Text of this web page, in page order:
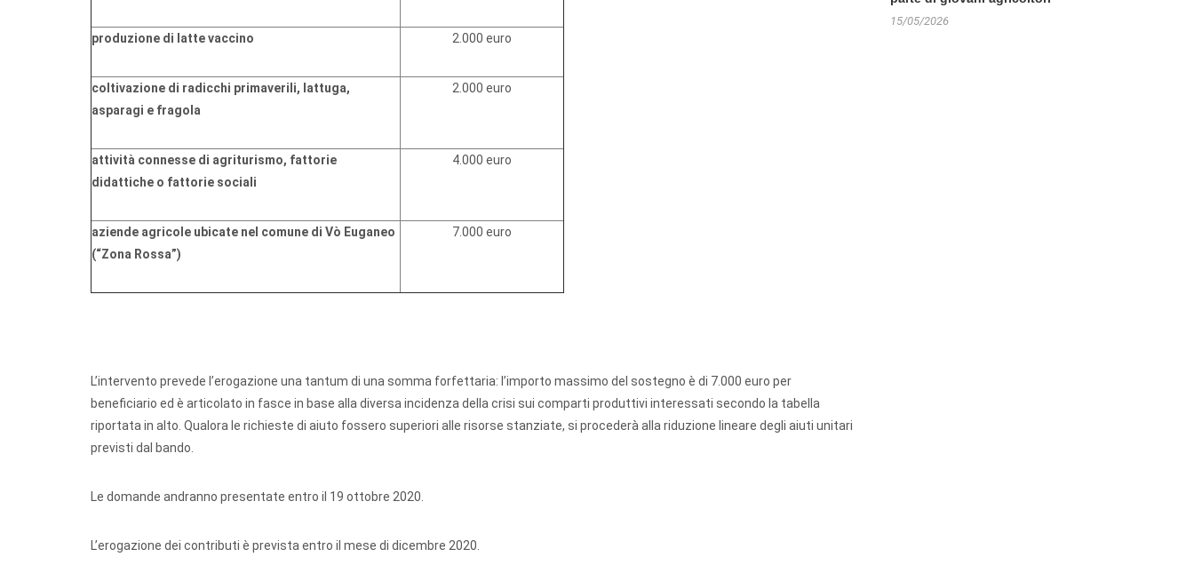
produzione di latte vaccino 2.000 euro
coltivazione di radicchi primaverili, lattuga,
asparagi e fragola
2.000 euro
attività connesse di agriturismo, fattorie
didattiche o fattorie sociali
4.000 euro
aziende agricole ubicate nel comune di Vò Euganeo
(“Zona Rossa”)
7.000 euro
L’intervento prevede l’erogazione una tantum di una somma forfettaria: l’importo massimo del sostegno è di 7.000 euro per
beneficiario ed è articolato in fasce in base alla diversa incidenza della crisi sui comparti produttivi interessati secondo la tabella
riportata in alto. Qualora le richieste di aiuto fossero superiori alle risorse stanziate, si procederà alla riduzione lineare degli aiuti unitari
previsti dal bando.
Le domande andranno presentate entro il 19 ottobre 2020.
L’erogazione dei contributi è prevista entro il mese di dicembre 2020.
15/05/2026